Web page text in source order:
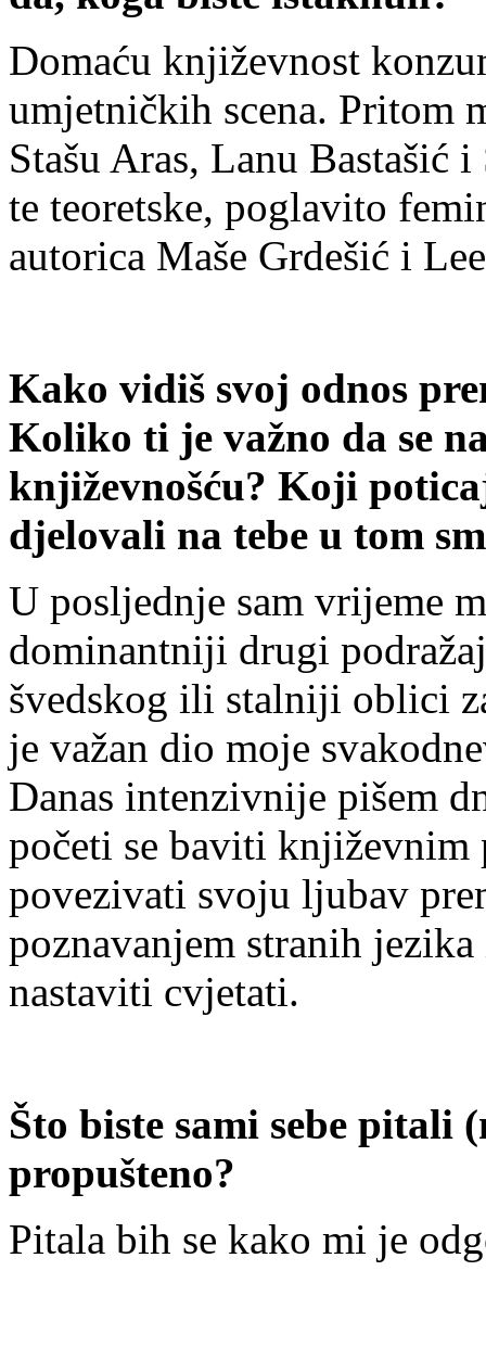
Domaću književnost
umjetničkih scena. Pritom
Stašu Aras, Lanu Bastašić
te teoretske, poglavito
autorica Maše Grdešić i
Kako vidiš svoj odnos
Koliko ti je važno da se
književnošću? Koji
djelovali na tebe u tom
U posljednje sam vrijeme
dominantniji drugi
švedskog ili stalniji oblici
je važan dio moje
Danas intenzivnije pišem
početi se baviti književnim
povezivati svoju ljubav
poznavanjem stranih
nastaviti cvjetati.
Što biste sami sebe pitali
propušteno?
Pitala bih se kako mi je